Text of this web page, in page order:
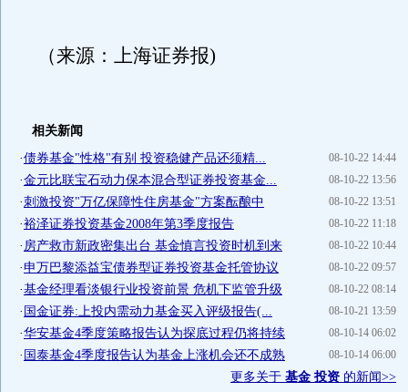
（来源：上海证券报)
相关新闻
08-10-22 14:44
·债券基金"性格"有别 投资稳健产品还须精...
08-10-22 13:56
·金元比联宝石动力保本混合型证券投资基金...
08-10-22 13:51
·刺激投资"万亿保障性住房基金"方案酝酿中
08-10-22 11:18
·裕泽证券投资基金2008年第3季度报告
08-10-22 10:44
· 房产救市新政密集出台 基金慎言投资时机到来
08-10-22 09:57
·申万巴黎添益宝债券型证券投资基金托管协议
08-10-22 08:14
·基金经理看淡银行业投资前景 危机下监管升级
08-10-21 13:59
·国金证券:上投内需动力基金买入评级报告(...
08-10-14 06:02
·华安基金4季度策略报告认为探底过程仍将持续
08-10-14 06:00
·国泰基金4季度报告认为基金上涨机会还不成熟
更多关于 基金 投资 的新闻>>